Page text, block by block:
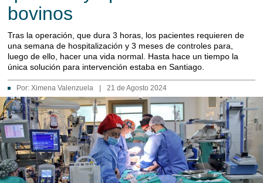
bovinos
Tras la operación, que dura 3 horas, los pacientes requieren de
una semana de hospitalización y 3 meses de controles para,
luego de ello, hacer una vida normal. Hasta hace un tiempo la
única solución para intervención estaba en Santiago.
Por: Ximena Valenzuela 21 de Agosto 2024